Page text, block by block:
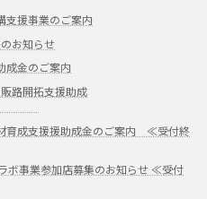
援事業のご案内
お知らせ
成金のご案内
路開拓支援助成
育成支援援助成金のご案内 ≪受付終
ボ事業参加店募集のお知らせ ≪受付